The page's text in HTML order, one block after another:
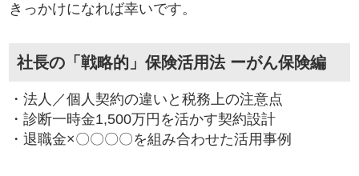
きっかけになれば幸いです。
社長の「戦略的」保険活用法 ーがん保険編
・法人／個人契約の違いと税務上の注意点
・診断一時金1,500万円を活かす契約設計
・退職金×〇〇〇〇を組み合わせた活用事例